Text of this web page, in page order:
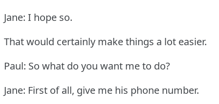
Jane: I hope so.
That would certainly make things a lot easier.
Paul: So what do you want me to do?
Jane: First of all, give me his phone number.